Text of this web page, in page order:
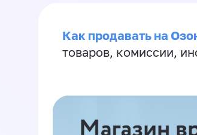
Как продавать на
товаров, комиссии,